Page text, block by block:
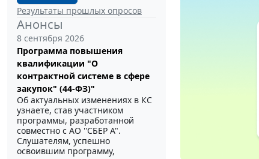
Результаты прошлых опросов
Анонсы
8 сентября 2026
Программа повышения
квалификации "О
контрактной системе в сфере
закупок" (44-ФЗ)"
Об актуальных изменениях в КС
узнаете, став участником
программы, разработанной
совместно с АО ''СБЕР А".
Слушателям, успешно
освоившим программу,